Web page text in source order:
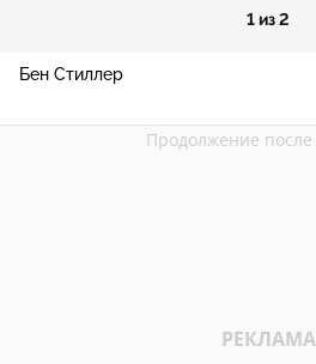
1 из 2
Бен Стиллер